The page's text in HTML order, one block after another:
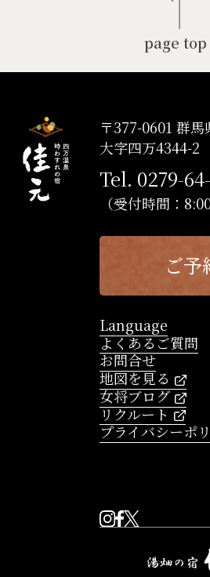
page top
〒377-0601 群
大字四万4344-2
Tel. 0279-
（受付時間：
ご予
Language
よくあるご質問
お問合せ
地図を見る
女将ブログ
リクルート
プライバシーポ